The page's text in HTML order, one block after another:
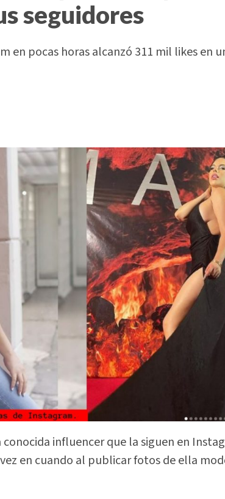
seguidores
en pocas horas alcanzó 311 mil likes en
influencer que la siguen en
en cuando al publicar fotos de ella